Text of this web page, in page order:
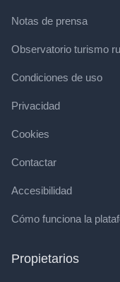
Notas de prensa
Observatorio turismo
Condiciones de uso
Privacidad
Cookies
Contactar
Accesibilidad
Cómo funciona la
Propietarios